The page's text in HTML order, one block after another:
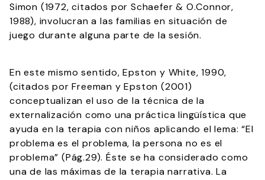
Simon (1972, citados por Schaefer & O.Connor,
1988), involucran a las familias en situación de
juego durante alguna parte de la sesión.
En este mismo sentido, Epston y White, 1990,
(citados por Freeman y Epston (2001)
conceptualizan el uso de la técnica de la
externalización como una práctica lingüística que
ayuda en la terapia con niños aplicando el lema: “El
problema es el problema, la persona no es el
problema” (Pág.29). Éste se ha considerado como
una de las máximas de la terapia narrativa. La